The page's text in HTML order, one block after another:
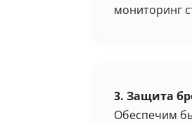
мониторинг
3. Защита
Обеспечим